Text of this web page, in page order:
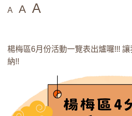
A A A
楊梅區6月份活動一覽表出爐囉!!!
納!!